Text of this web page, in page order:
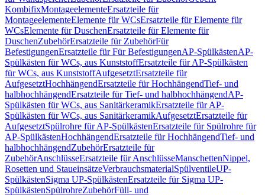
KombifixMontageelementeErsatzteile für
MontageelementeElemente für WCsErsatzteile für Elemente für
WCsElemente für DuschenErsatzteile für Elemente für
DuschenZubehörErsatzteile für ZubehörFür
BefestigungenErsatzteile für Für BefestigungenAP-SpülkästenAP-
Spülkästen für WCs, aus KunststoffErsatzteile für AP-Spülkästen
für WCs, aus KunststoffAufgesetztErsatzteile für
AufgesetztHochhängendErsatzteile für HochhängendTief- und
halbhochhängendErsatzteile für Tief- und halbhochhängendAP-
Spülkästen für WCs, aus SanitärkeramikErsatzteile für AP-
Spülkästen für WCs, aus SanitärkeramikAufgesetztErsatzteile für
AufgesetztSpülrohre für AP-SpülkästenErsatzteile für Spülrohre für
AP-SpülkästenHochhängendErsatzteile für HochhängendTief- und
halbhochhängendZubehörErsatzteile für
ZubehörAnschlüsseErsatzteile für AnschlüsseManschettenNippel,
Rosetten und StaueinsätzeVerbrauchsmaterialSpülventileUP-
SpülkästenSigma UP-SpülkästenErsatzteile für Sigma UP-
SpülkästenSpülrohreZubehörFüll- und